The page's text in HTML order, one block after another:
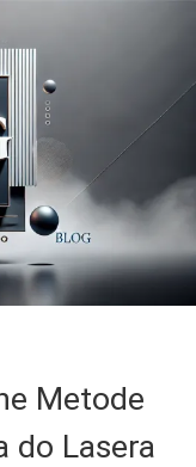
Metode
do Lasera